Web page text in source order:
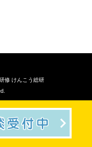
修 けんこう総研